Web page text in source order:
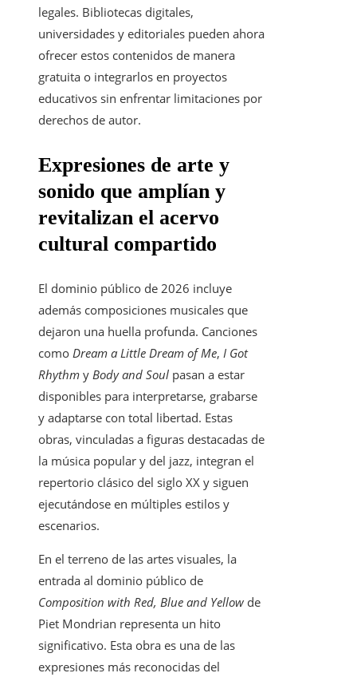
legales. Bibliotecas digitales,
universidades y editoriales pueden ahora
ofrecer estos contenidos de manera
gratuita o integrarlos en proyectos
educativos sin enfrentar limitaciones por
derechos de autor.
Expresiones de arte y
sonido que amplían y
revitalizan el acervo
cultural compartido
El dominio público de 2026 incluye
además composiciones musicales que
dejaron una huella profunda. Canciones
como Dream a Little Dream of Me, I Got
Rhythm y Body and Soul pasan a estar
disponibles para interpretarse, grabarse
y adaptarse con total libertad. Estas
obras, vinculadas a figuras destacadas de
la música popular y del jazz, integran el
repertorio clásico del siglo XX y siguen
ejecutándose en múltiples estilos y
escenarios.
En el terreno de las artes visuales, la
entrada al dominio público de
Composition with Red, Blue and Yellow de
Piet Mondrian representa un hito
significativo. Esta obra es una de las
expresiones más reconocidas del